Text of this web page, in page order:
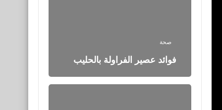
صحة
فوائد عصير الفراولة بالحليب